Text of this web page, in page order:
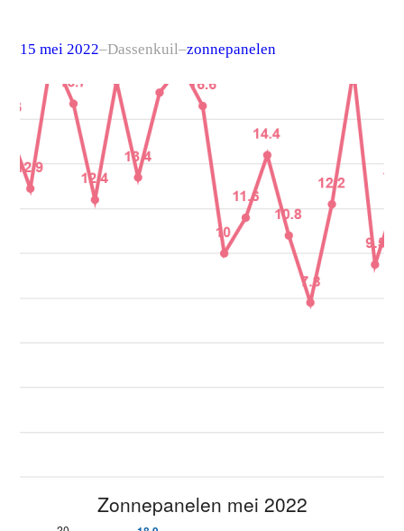
15 mei 2022–Dassenkuil–zonnepanelen